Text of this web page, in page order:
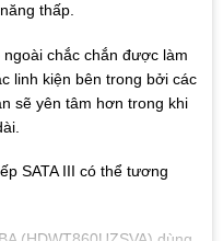
thấp.
chắc chắn được làm
linh kiện bên trong bởi các
sẽ yên tâm hơn trong khi
SATA III có thể tương